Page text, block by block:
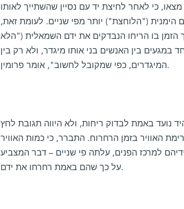
כי לאחר לחיצת יד עם נסיין שהשתייך לאותו
הימנית ("הלוחצת") יותר מפי שניים. לעומת זאת,
בו הריחו הנבדקים את ידם השמאלית ("הלא
בין האנשים בני אותו מיגדר, ולא רק בין
המיגדרים, כפי שמקובל לחשוב", אומר פרומין.
נועד באמת לבדוק ריחות, ולא היווה תגובת לחץ
האוויר בזמן הרחרוח. התברר, כי כמות האוויר
למרכז הפנים, עלתה פי שניים – דבר המצביע
על כך שהם באמת רחרחו את ידם.